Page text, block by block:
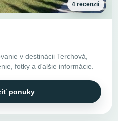
4 recenzií
v destinácii Terchová,
fotky a ďalšie informácie.
ponuky